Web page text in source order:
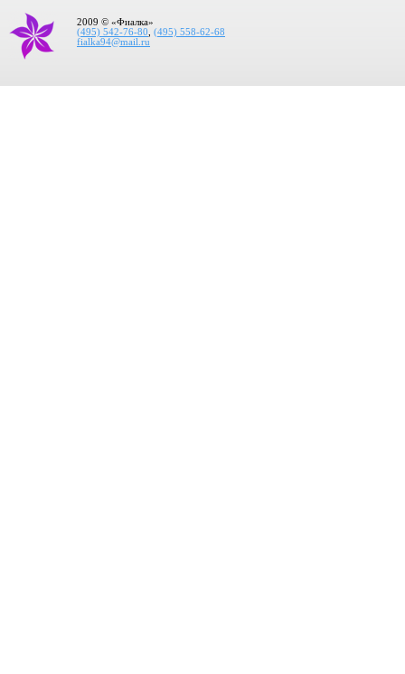
2009 © «Фиалка»
(495) 542-76-80
(495) 558-62-68
fialka94@mail.ru